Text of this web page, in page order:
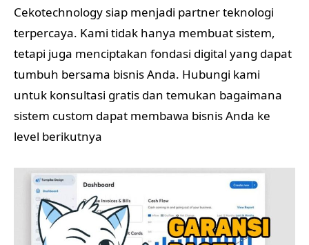
Cekotechnology siap menjadi partner teknologi
terpercaya. Kami tidak hanya membuat sistem,
tetapi juga menciptakan fondasi digital yang dapat
tumbuh bersama bisnis Anda. Hubungi kami
untuk konsultasi gratis dan temukan bagaimana
sistem custom dapat membawa bisnis Anda ke
level berikutnya